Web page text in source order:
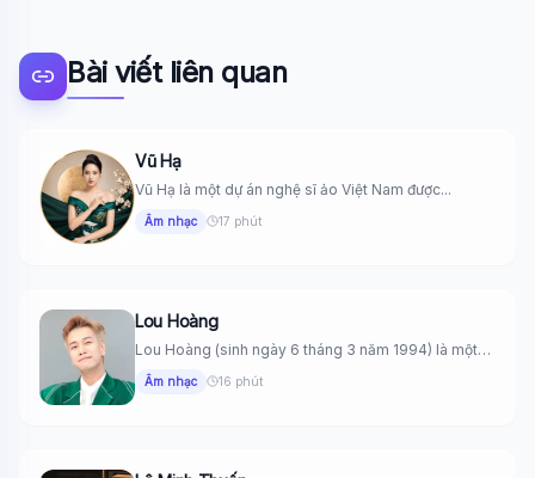
Bài viết liên quan
Vũ Hạ
Vũ Hạ là một dự án nghệ sĩ ảo Việt Nam được...
Âm nhạc 17 phút
Lou Hoàng
Lou Hoàng (sinh ngày 6 tháng 3 năm 1994) là một
Âm nhạc 16 phút